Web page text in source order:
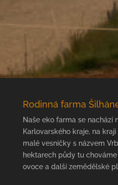
Rodinná farma
Naše eko farma se nachází
Karlovarského kraje, na
malé vesničky s názvem
hektarech půdy tu
ovoce a další zemědělské